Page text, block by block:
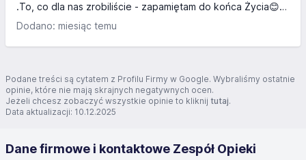
.To, co dla nas zrobiliście - zapamiętam do końca Życia😊
Wasza opieka nad noworodkiem jak i świeżo upieczoną
mamą jest po prostu na najwyższym poziomie, a sam poród
spokojny, świadomy i peten emocji... Będę polecać bez
byt strzał w 10! Pozdrawiam cały personel i jeszcze raz
dziękuję
Dodano: miesiąc temu
Podane treści są cytatem z Profilu Firmy w Google. Wybraliśmy ostatnie
opinie, które nie mają skrajnych negatywnych ocen.
Jeżeli chcesz zobaczyć wszystkie opinie to kliknij tutaj.
Data aktualizacji: 10.12.2025
Dane firmowe i kontaktowe Zespół Opieki